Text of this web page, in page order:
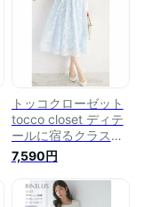
トッコクローゼット
tocco closet ディテ
ールに宿るクラス感♪
立体フラワーレース
フレアスカート
7,590円